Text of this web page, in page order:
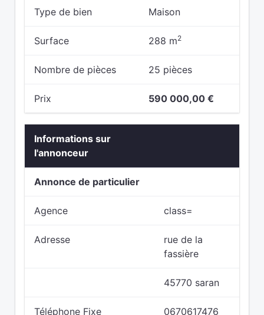
Type de bien Maison
Surface 288 m2
Nombre de pièces 25 pièces
Prix 590 000,00 €
Informations sur
l'annonceur
Annonce de particulier
Agence class=
Adresse
rue de la
fassière
45770 saran
Téléphone Fixe 0670617476